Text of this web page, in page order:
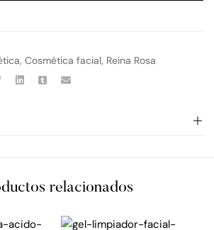
, Cosmética facial, Reina Rosa
relacionados